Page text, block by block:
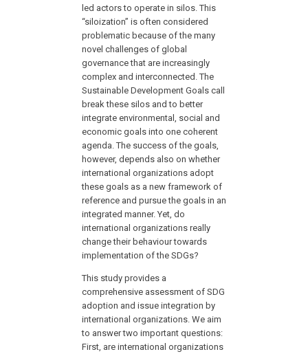
led actors to operate in silos. This
“siloization” is often considered
problematic because of the many
novel challenges of global
governance that are increasingly
complex and interconnected. The
Sustainable Development Goals call
break these silos and to better
integrate environmental, social and
economic goals into one coherent
agenda. The success of the goals,
however, depends also on whether
international organizations adopt
these goals as a new framework of
reference and pursue the goals in an
integrated manner. Yet, do
international organizations really
change their behaviour towards
implementation of the SDGs?
This study provides a
comprehensive assessment of SDG
adoption and issue integration by
international organizations. We aim
to answer two important questions:
First, are international organizations